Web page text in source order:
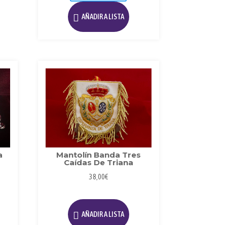
AÑADIR A LISTA
Mantolín Banda Tres
Caídas De Triana
38,00€
AÑADIR A LISTA